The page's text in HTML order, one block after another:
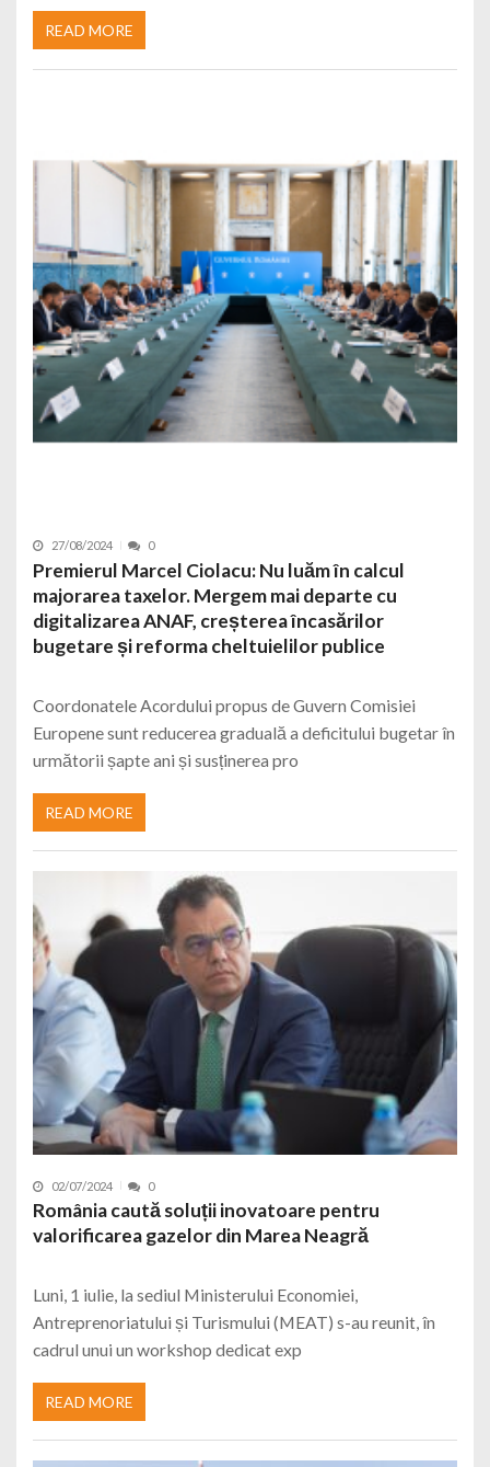
READ MORE
27/08/2024 0
Premierul Marcel Ciolacu: Nu luăm în calcul
majorarea taxelor. Mergem mai departe cu
digitalizarea ANAF, creșterea încasărilor
bugetare și reforma cheltuielilor publice
Coordonatele Acordului propus de Guvern Comisiei
Europene sunt reducerea graduală a deficitului bugetar în
următorii șapte ani și susținerea pro
READ MORE
02/07/2024 0
România caută soluții inovatoare pentru
valorificarea gazelor din Marea Neagră
Luni, 1 iulie, la sediul Ministerului Economiei,
Antreprenoriatului și Turismului (MEAT) s-au reunit, în
cadrul unui un workshop dedicat exp
READ MORE